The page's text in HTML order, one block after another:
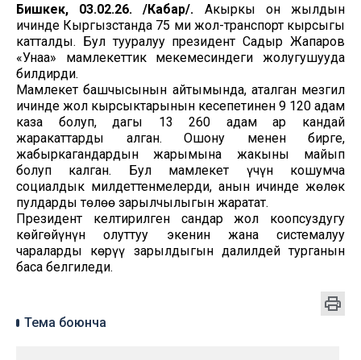
Бишкек, 03.02.26. /Кабар/. Акыркы он жылдын
ичинде Кыргызстанда 75 миң жол-транспорт кырсыгы
катталды. Бул тууралуу президент Садыр Жапаров
«Унаа» мамлекеттик мекемесиндеги жолугушууда
билдирди.
Мамлекет башчысынын айтымында, аталган мезгил
ичинде жол кырсыктарынын кесепетинен 9 120 адам
каза болуп, дагы 13 260 адам ар кандай
жаракаттарды алган. Ошону менен бирге,
жабыркагандардын жарымына жакыны майып
болуп калган. Бул мамлекет үчүн кошумча
социалдык милдеттенмелерди, анын ичинде жөлөк
пулдарды төлөө зарылчылыгын жаратат.
Президент келтирилген сандар жол коопсуздугу
көйгөйүнүн олуттуу экенин жана системалуу
чараларды көрүү зарылдыгын далилдей турганын
баса белгиледи.
Тема боюнча